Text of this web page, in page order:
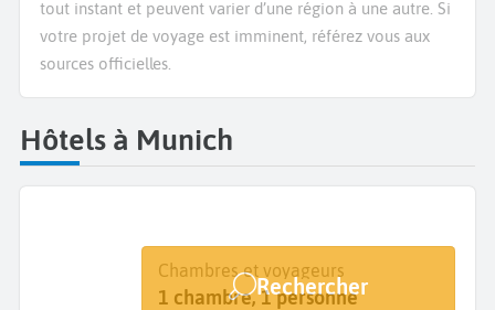
tout instant et peuvent varier d’une région à une autre. Si
votre projet de voyage est imminent, référez vous aux
sources officielles.
Hôtels à Munich
Destination
Munich
Dates
Dates de votre séjour
Chambres et voyageurs
1 chambre, 1 personne
Rechercher